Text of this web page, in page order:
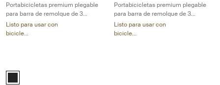
Portabicicletas premium plegable
para barra de remolque de 3
bicicletas con sensores de
estacionamiento
Listo para usar con
bicicle...
Portabicicletas premium plegable
para barra de remolque de 3
bicicletas con sensores de
estacionamiento
Listo para usar con
bicicle...
Black (selected)